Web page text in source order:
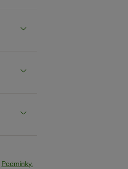
Podmínky.